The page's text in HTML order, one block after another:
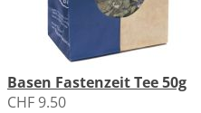
Basen Fastenzeit Tee 50g
CHF 9.50